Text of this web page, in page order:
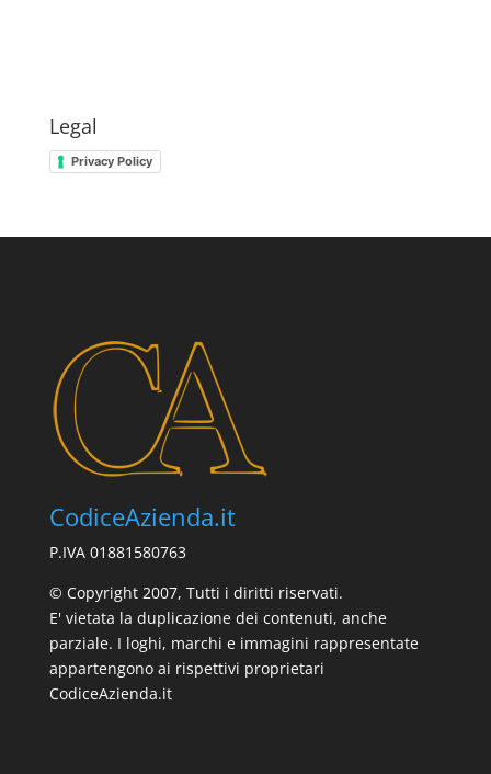
Legal
Privacy Policy
CodiceAzienda.it
P.IVA 01881580763
© Copyright 2007, Tutti i diritti riservati.
E' vietata la duplicazione dei contenuti, anche
parziale. I loghi, marchi e immagini rappresentate
appartengono ai rispettivi proprietari
CodiceAzienda.it